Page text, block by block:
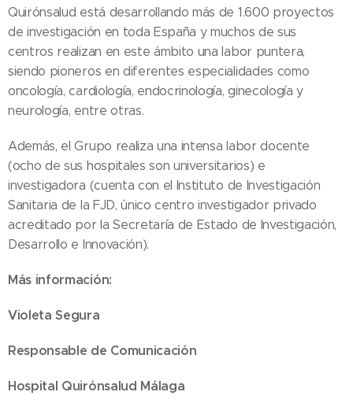
Quirónsalud está desarrollando más de 1.600 proyectos
de investigación en toda España y muchos de sus
centros realizan en este ámbito una labor puntera,
siendo pioneros en diferentes especialidades como
oncología, cardiología, endocrinología, ginecología y
neurología, entre otras.
Además, el Grupo realiza una intensa labor docente
(ocho de sus hospitales son universitarios) e
investigadora (cuenta con el Instituto de Investigación
Sanitaria de la FJD, único centro investigador privado
acreditado por la Secretaría de Estado de Investigación,
Desarrollo e Innovación).
Más información:
Violeta Segura
Responsable de Comunicación
Hospital Quirónsalud Málaga